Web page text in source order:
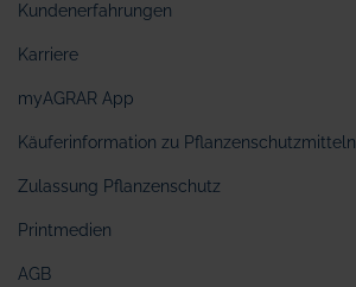
Kundenerfahrungen
Karriere
myAGRAR App
Käuferinformation zu Pflanzenschutzmitteln
Zulassung Pflanzenschutz
Printmedien
AGB